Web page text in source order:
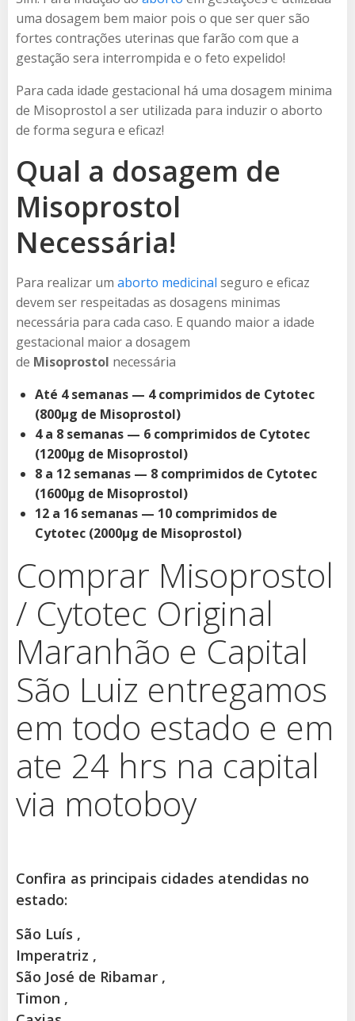
uma dosagem bem maior pois o que ser quer são
fortes contrações uterinas que farão com que a
gestação sera interrompida e o feto expelido!
Para cada idade gestacional há uma dosagem minima
de Misoprostol a ser utilizada para induzir o aborto
de forma segura e eficaz!
Qual a dosagem de
Misoprostol
Necessária!
Para realizar um aborto medicinal seguro e eficaz
devem ser respeitadas as dosagens minimas
necessária para cada caso. E quando maior a idade
gestacional maior a dosagem
de Misoprostol necessária
Até 4 semanas — 4 comprimidos de Cytotec
(800µg de Misoprostol)
4 a 8 semanas — 6 comprimidos de Cytotec
(1200µg de Misoprostol)
8 a 12 semanas — 8 comprimidos de Cytotec
(1600µg de Misoprostol)
12 a 16 semanas — 10 comprimidos de
Cytotec (2000µg de Misoprostol)
Comprar Misoprostol
/ Cytotec Original
Maranhão e Capital
São Luiz entregamos
em todo estado e em
ate 24 hrs na capital
via motoboy
Confira as principais cidades atendidas no
estado:
São Luís ,
Imperatriz ,
São José de Ribamar ,
Timon ,